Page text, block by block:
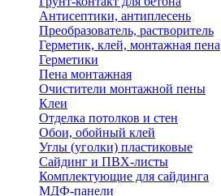
Антисептики, антиплесень
Преобразователь, растворитель
Герметик, клей, монтажная пена
Герметики
Пена монтажная
Очистители монтажной пены
Клеи
Отделка потолков и стен
Обои, обойный клей
Углы (уголки) пластиковые
Сайдинг и ПВХ-листы
Комплектующие для сайдинга
МДФ-панели